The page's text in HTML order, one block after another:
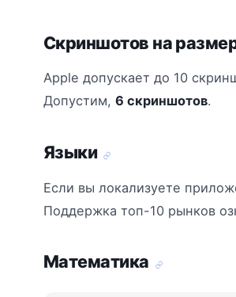
Скриншотов на
Apple допускает до 10
Допустим, 6 скриншотов.
Языки
Если вы локализуете
Поддержка топ-10 рынков
Математика